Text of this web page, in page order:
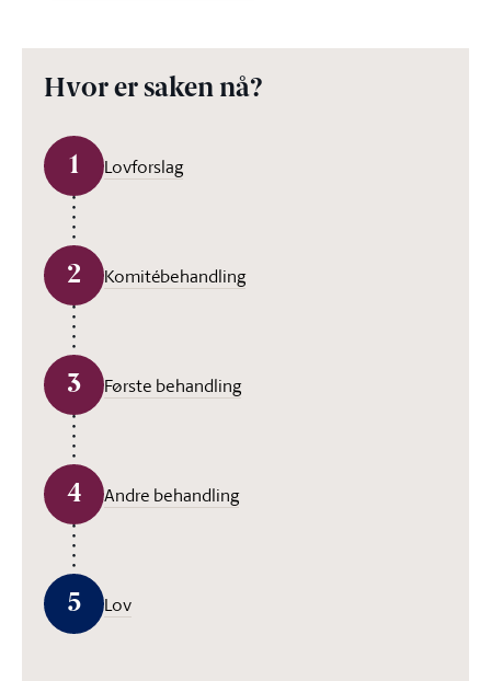
Hvor er saken nå?
1 Lovforslag
2 Komitébehandling
3 Første behandling
4 Andre behandling
5 Lov